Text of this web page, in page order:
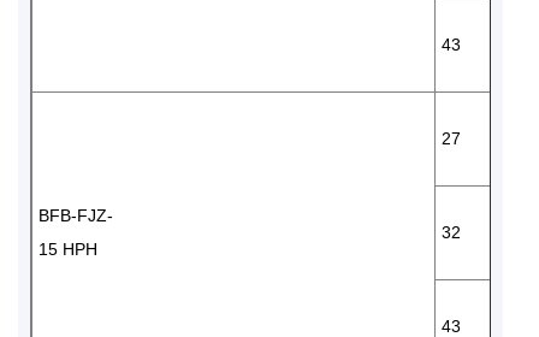
43
BFB-FJZ-
15 HPH
27
32
43